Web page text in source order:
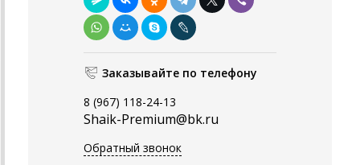
Заказывайте по телефону
8 (967) 118-24-13
Shaik-Premium@bk.ru
Обратный звонок